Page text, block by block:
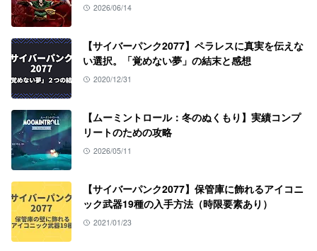
2026/06/14
【サイバーパンク2077】ペラレスに真実を伝えな
い選択。「覚めない夢」の結末と感想
2020/12/31
【ムーミントロール：冬のぬくもり】実績コンプ
リートのための攻略
2026/05/11
【サイバーパンク2077】保管庫に飾れるアイコニ
ック武器19種の入手方法（時限要素あり）
2021/01/23